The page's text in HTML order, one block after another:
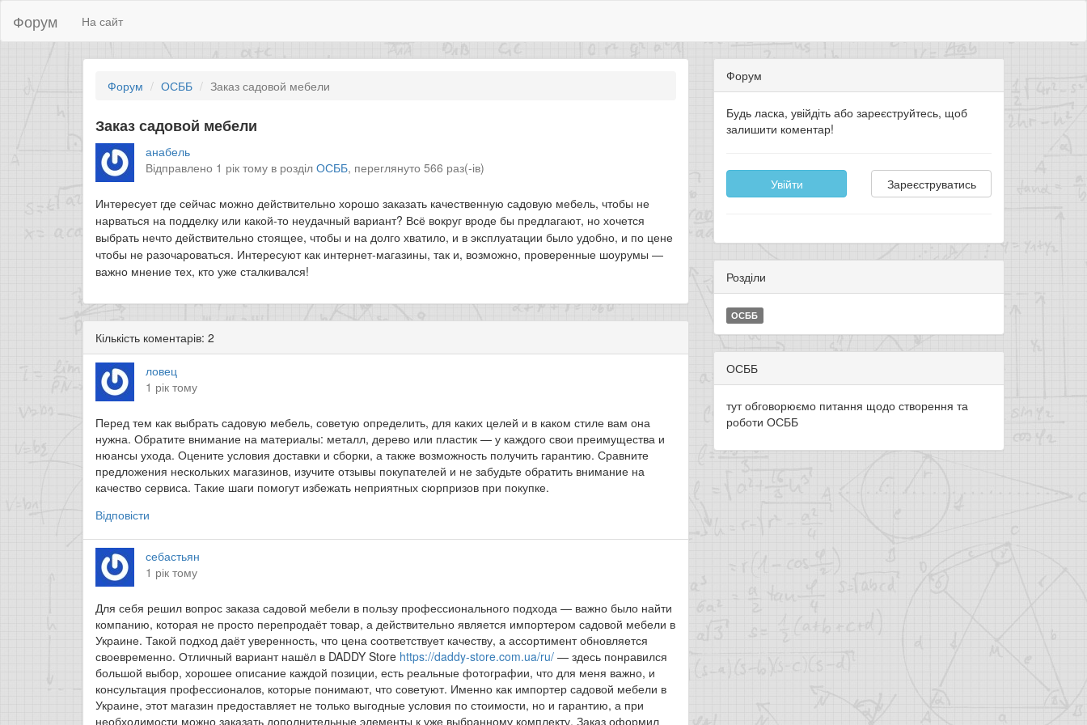
Форум На сайт
Форум ОСББ Заказ садовой мебели
Заказ садовой мебели
анабель
Відправлено 1 рік тому в розділОСББ, переглянуто 566 раз(-ів)
Интересует где сейчас можно действительно хорошо заказать качественную садовую мебель, чтобы не
нарваться на подделку или какой-то неудачный вариант? Всё вокруг вроде бы предлагают, но хочется
выбрать нечто действительно стоящее, чтобы и на долго хватило, и в эксплуатации было удобно, и по цене
чтобы не разочароваться. Интересуют как интернет-магазины, так и, возможно, проверенные шоурумы —
важно мнение тех, кто уже сталкивался!
Кількість коментарів: 2
ловец
1 рік тому
Перед тем как выбрать садовую мебель, советую определить, для каких целей и в каком стиле вам она
нужна. Обратите внимание на материалы: металл, дерево или пластик — у каждого свои преимущества и
нюансы ухода. Оцените условия доставки и сборки, а также возможность получить гарантию. Сравните
предложения нескольких магазинов, изучите отзывы покупателей и не забудьте обратить внимание на
качество сервиса. Такие шаги помогут избежать неприятных сюрпризов при покупке.
Відповісти
себастьян
1 рік тому
Для себя решил вопрос заказа садовой мебели в пользу профессионального подхода — важно было найти
компанию, которая не просто перепродаёт товар, а действительно является импортером садовой мебели в
Украине. Такой подход даёт уверенность, что цена соответствует качеству, а ассортимент обновляется
своевременно. Отличный вариант нашёл в DADDY Store https://daddy-store.com.ua/ru/ — здесь понравился
большой выбор, хорошее описание каждой позиции, есть реальные фотографии, что для меня важно, и
консультация профессионалов, которые понимают, что советуют. Именно как импортер садовой мебели в
Украине, этот магазин предоставляет не только выгодные условия по стоимости, но и гарантию, а при
необходимости можно заказать дополнительные элементы к уже выбранному комплекту. Заказ оформил
Форум
Будь ласка, увійдіть або зареєструйтесь, щоб
залишити коментар!
Увійти Зареєструватись
Розділи
ОСББ
ОСББ
тут обговорюємо питання щодо створення та
роботи ОСББ